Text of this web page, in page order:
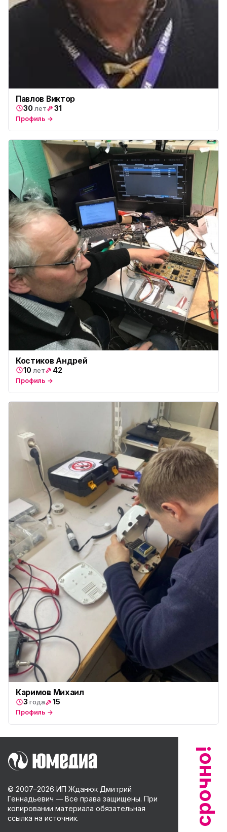
Павлов Виктор
30 лет 31
Профиль →
Костиков Андрей
10 лет 42
Профиль →
Каримов Михаил
3 года 15
Профиль →
© 2007–2026 ИП Жданюк Дмитрий
Геннадьевич — Все права защищены. При
копировании материала обязательная
ссылка на источник.